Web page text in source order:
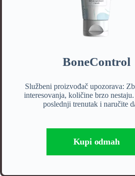
BoneControl
Službeni proizvođač upozorava:
interesovanja, količine brzo
poslednji trenutak i naručite
Kupi odmah